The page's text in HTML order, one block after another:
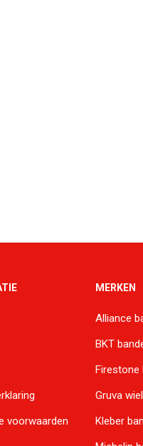
voorwaarden
MERKEN
Alliance
BKT
Firestone
Gruva
Kleber